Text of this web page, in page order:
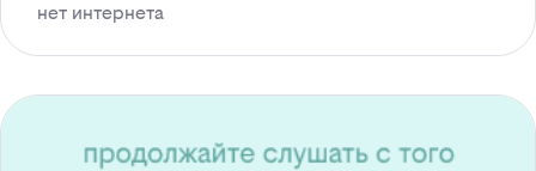
нет интернета